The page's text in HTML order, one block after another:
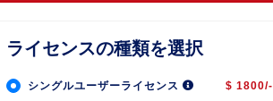
ライセンスの種類を選択
シングルユーザーライセンス $ 1800/-